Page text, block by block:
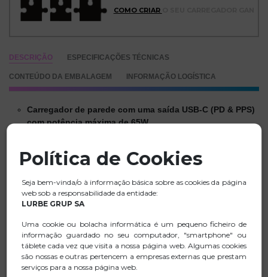
COMO CRIAR
DESCRIÇÃO ESPECIFICAÇÕES TÉCNICAS
CONTEÚDO DA EMBALAGEM INFORMAÇÃO LOGÍSTICA
Carregador de parede com uma saída USB-C (PD & PPS)
com potência máxima de 65W.
ideal para smartphones, tablets e laptops.
carregamento mais eficiente da bateria do dispositivo,
prolongando sua vida útil.
acordo com o dispositivo, evitando o sobreaquecimento
e prolongando a vida útil da bateria.
Design minimalista, leve e fácil de transportar. Ideal para
quem procura um carregador potente e versátil para
Política de Cookies
Seja bem-vinda/o à informação básica sobre as cookies da página
web sob a responsabilidade da entidade:
LURBE GRUP SA
Uma cookie ou bolacha informática é um pequeno ficheiro de
informação guardado no seu computador, "smartphone" ou
táblete cada vez que visita a nossa página web. Algumas cookies
são nossas e outras pertencem a empresas externas que prestam
serviços para a nossa página web.